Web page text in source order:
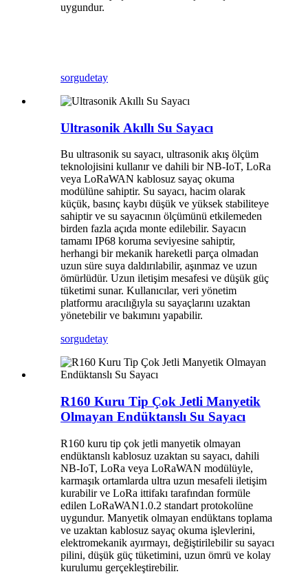
uygundur.
sorgudetay
Ultrasonik Akıllı Su Sayacı
Bu ultrasonik su sayacı, ultrasonik akış ölçüm
teknolojisini kullanır ve dahili bir NB-IoT, LoRa
veya LoRaWAN kablosuz sayaç okuma
modülüne sahiptir. Su sayacı, hacim olarak
küçük, basınç kaybı düşük ve yüksek stabiliteye
sahiptir ve su sayacının ölçümünü etkilemeden
birden fazla açıda monte edilebilir. Sayacın
tamamı IP68 koruma seviyesine sahiptir,
herhangi bir mekanik hareketli parça olmadan
uzun süre suya daldırılabilir, aşınmaz ve uzun
ömürlüdür. Uzun iletişim mesafesi ve düşük güç
tüketimi sunar. Kullanıcılar, veri yönetim
platformu aracılığıyla su sayaçlarını uzaktan
yönetebilir ve bakımını yapabilir.
sorgudetay
R160 Kuru Tip Çok Jetli Manyetik
Olmayan Endüktanslı Su Sayacı
R160 kuru tip çok jetli manyetik olmayan
endüktanslı kablosuz uzaktan su sayacı, dahili
NB-IoT, LoRa veya LoRaWAN modülüyle,
karmaşık ortamlarda ultra uzun mesafeli iletişim
kurabilir ve LoRa ittifakı tarafından formüle
edilen LoRaWAN1.0.2 standart protokolüne
uygundur. Manyetik olmayan endüktans toplama
ve uzaktan kablosuz sayaç okuma işlevlerini,
elektromekanik ayırmayı, değiştirilebilir su sayacı
pilini, düşük güç tüketimini, uzun ömrü ve kolay
kurulumu gerçekleştirebilir.